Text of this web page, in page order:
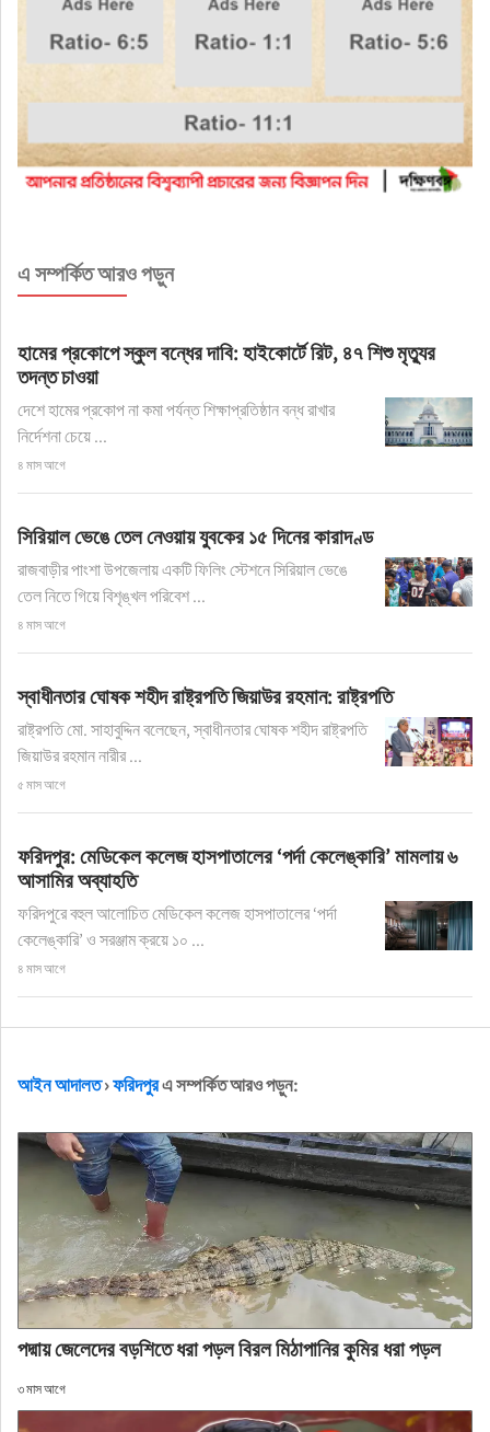
এ সম্পর্কিত আরও পড়ুন
হামের প্রকোপে স্কুল বন্ধের দাবি: হাইকোর্টে রিট, ৪৭ শিশু মৃত্যুর
তদন্ত চাওয়া
দেশে হামের প্রকোপ না কমা পর্যন্ত শিক্ষাপ্রতিষ্ঠান বন্ধ রাখার
নির্দেশনা চেয়ে ...
৪ মাস আগে
সিরিয়াল ভেঙে তেল নেওয়ায় যুবকের ১৫ দিনের কারাদণ্ড
রাজবাড়ীর পাংশা উপজেলায় একটি ফিলিং স্টেশনে সিরিয়াল ভেঙে
তেল নিতে গিয়ে বিশৃঙ্খল পরিবেশ ...
৪ মাস আগে
স্বাধীনতার ঘোষক শহীদ রাষ্ট্রপতি জিয়াউর রহমান: রাষ্ট্রপতি
রাষ্ট্রপতি মো. সাহাবুদ্দিন বলেছেন, স্বাধীনতার ঘোষক শহীদ রাষ্ট্রপতি
জিয়াউর রহমান নারীর ...
৫ মাস আগে
ফরিদপুর: মেডিকেল কলেজ হাসপাতালের ‘পর্দা কেলেঙ্কারি’ মামলায় ৬
আসামির অব্যাহতি
ফরিদপুরে বহুল আলোচিত মেডিকেল কলেজ হাসপাতালের ‘পর্দা
কেলেঙ্কারি’ ও সরঞ্জাম ক্রয়ে ১০ ...
৪ মাস আগে
আইন আদালত›ফরিদপুরএ সম্পর্কিত আরও পড়ুন:
পদ্মায় জেলেদের বড়শিতে ধরা পড়ল বিরল মিঠাপানির কুমির ধরা পড়ল
৩ মাস আগে